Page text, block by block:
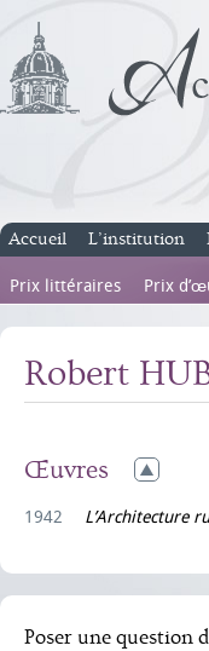
Accueil L’institution
Prix littéraires Prix
Robert
Œuvres
1942 L’Architecture
Poser une question